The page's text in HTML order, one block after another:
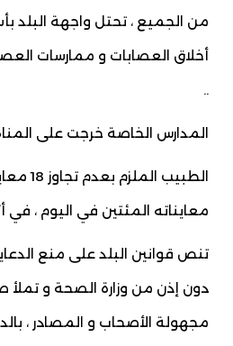
من الجميع ، تحتل واجهة البلد
أخلاق العصابات و ممارسات
..
المدارس الخاصة خرجت على
الطبيب
معايناته المئتين في اليوم ، في
تنص قوانين البلد على منع
دون إذن من وزارة الصحة و تملأ
مجهولة الأصحاب و المصادر ،